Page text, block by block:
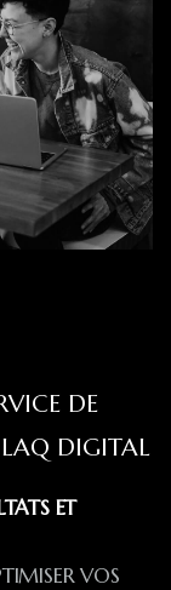
DE
DIGITAL
ET
VOS